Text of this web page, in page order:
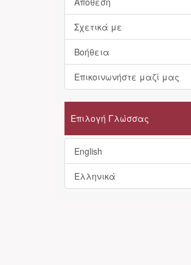
Σχετικά με
Βοήθεια
Επικοινωνήστε μαζί μας
Επιλογή Γλώσσας
English
Ελληνικά